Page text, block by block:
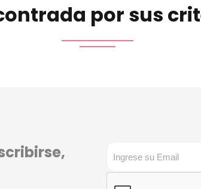
por sus